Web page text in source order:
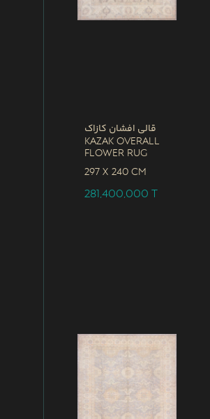
قالی افشان کازاک
Kazak Overall
Flower Rug
297 x 240 CM
281,400,000T